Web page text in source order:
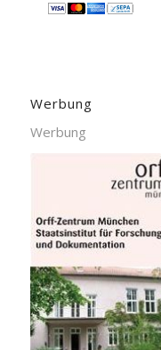
Werbung
Werbung